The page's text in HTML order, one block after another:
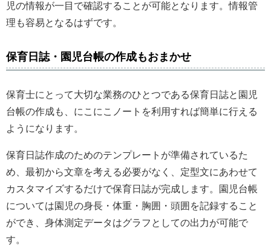
児の情報が一目で確認することが可能となります。情報管
理も容易となるはずです。
保育日誌・園児台帳の作成もおまかせ
保育士にとって大切な業務のひとつである保育日誌と園児
台帳の作成も、にこにこノートを利用すれば簡単に行える
ようになります。
保育日誌作成のためのテンプレートが準備されているた
め、最初から文章を考える必要がなく、定型文にあわせて
カスタマイズするだけで保育日誌が完成します。園児台帳
については園児の身長・体重・胸囲・頭囲を記録すること
ができ、身体測定データはグラフとしての出力が可能で
す。